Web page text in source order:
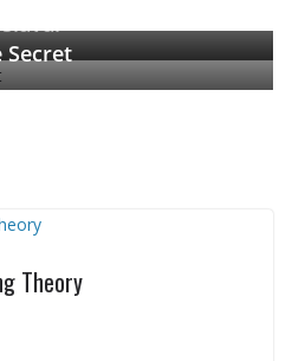
Theory